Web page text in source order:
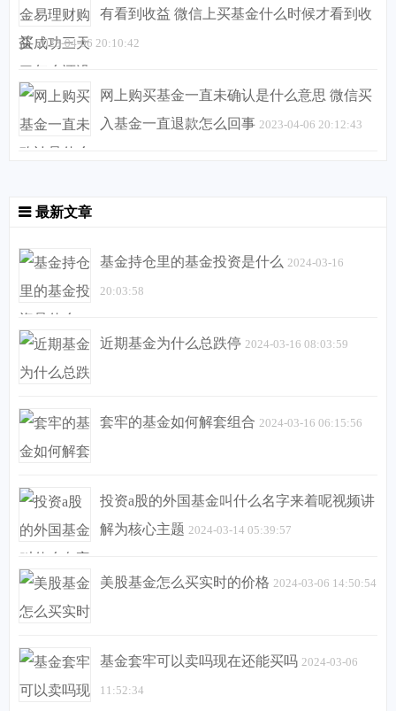
有看到收益 微信上买基金什么时候才看到收
益 2023-04-06 20:10:42
网上购买基金一直未确认是什么意思 微信买
入基金一直退款怎么回事 2023-04-06 20:12:43
最新文章
基金持仓里的基金投资是什么 2024-03-16
20:03:58
近期基金为什么总跌停 2024-03-16 08:03:59
套牢的基金如何解套组合 2024-03-16 06:15:56
投资a股的外国基金叫什么名字来着呢视频讲
解为核心主题 2024-03-14 05:39:57
美股基金怎么买实时的价格 2024-03-06 14:50:54
基金套牢可以卖吗现在还能买吗 2024-03-06
11:52:34